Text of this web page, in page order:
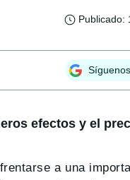
Publicado:
efectos y el
a una